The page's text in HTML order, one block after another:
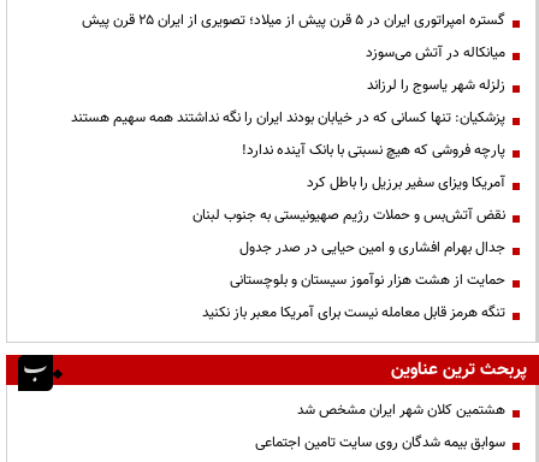
گستره امپراتوری ایران در ۵ قرن پیش از میلاد؛ تصویری از ایران ۲۵ قرن پیش
میانکاله در آتش می‌سوزد
زلزله شهر یاسوج را لرزاند
پزشکیان: تنها کسانی که در خیابان بودند ایران را نگه نداشتند همه سهیم هستند
پارچه فروشی که هیچ نسبتی با بانک آینده ندارد!
آمریکا ویزای سفیر برزیل را باطل کرد
نقض آتش‌بس و حملات رژیم صهیونیستی به جنوب لبنان
جدال بهرام افشاری و امین حیایی در صدر جدول
حمایت از هشت هزار نوآموز سیستان و بلوچستانی
تنگه هرمز قابل معامله نیست برای آمریکا معبر باز نکنید
پربحث ترین عناوین
هشتمین کلان شهر ایران مشخص شد
سوابق بیمه شدگان روی سایت تامین اجتماعی